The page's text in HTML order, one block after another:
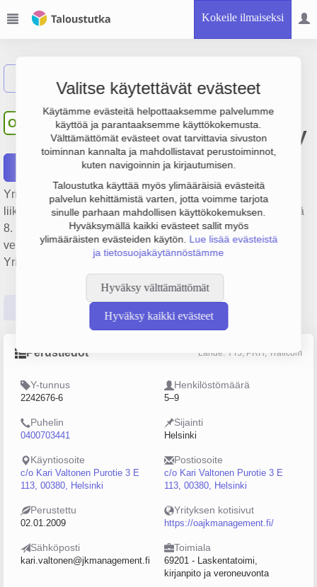
Kokeile ilmaiseksi
Valitse käytettävät evästeet
Käytämme evästeitä helpottaaksemme palvelumme
käyttöä ja parantaaksemme käyttökokemusta.
Välttämättömät evästeet ovat tarvittavia sivuston
toiminnan kannalta ja mahdollistavat perustoiminnot,
kuten navigoinnin ja kirjautumisen.
Taloustutka käyttää myös ylimääräisiä evästeitä
palvelun kehittämistä varten, jotta voimme tarjota
sinulle parhaan mahdollisen käyttökokemuksen.
Hyväksymällä kaikki evästeet sallit myös
ylimääräisten evästeiden käytön. Lue lisää evästeistä
ja tietosuojakäytännöstämme
Hyväksy välttämättömät
Hyväksy kaikki evästeet
OF
OAJK Finance and
Management Consulting Oy
Yrityksen OAJK Finance and Management Consulting Oy
liikevaihto on 581 000 €, tulos 638 000 € ja henkilöstömäärä
8. Sen päätoimiala on Laskentatoimi, kirjanpito ja
veroneuvonta, perustamisvuosi 2009 ja sijainti Helsinki.
Yrityksen yhtiömuoto Osakeyhtiö (OY).
Päättäjätiedot
Perustiedot Lähde: YTJ, PRH, Traficom
Y-tunnus
2242676-6
Henkilöstömäärä
5–9
Puhelin
0400703441
Sijainti
Helsinki
Käyntiosoite
c/o Kari Valtonen Purotie 3 E
113, 00380, Helsinki
Postiosoite
c/o Kari Valtonen Purotie 3 E
113, 00380, Helsinki
Perustettu
02.01.2009
Yrityksen kotisivut
https://oajkmanagement.fi/
Sähköposti
kari.valtonen@jkmanagement.fi
Toimiala
69201 - Laskentatoimi,
kirjanpito ja veroneuvonta